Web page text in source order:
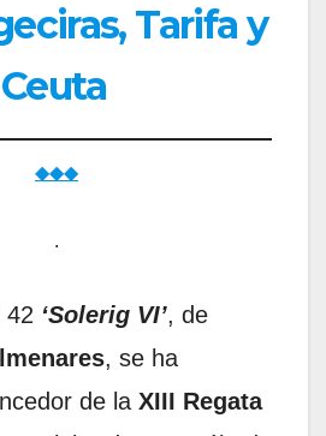
Tarifa y
Ceuta
◆◆◆
.
42 ‘Solerig VI’, de
, se ha
de la XIII Regata